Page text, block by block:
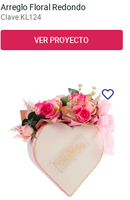
Arreglo Floral Redondo
Clave:KL124
VER PROYECTO